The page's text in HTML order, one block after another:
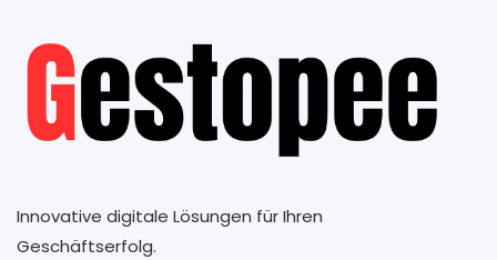
Innovative digitale Lösungen für Ihren
Geschäftserfolg.